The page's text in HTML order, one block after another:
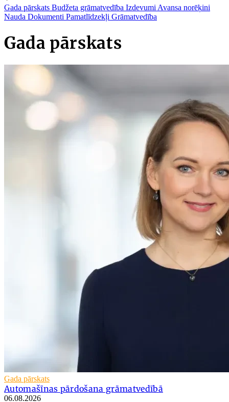
Gada pārskats Budžeta grāmatvedība Izdevumi Avansa norēķini
Nauda Dokumenti Pamatlīdzekļi Grāmatvedība
Gada pārskats
Gada pārskats
Automašīnas pārdošana grāmatvedībā
06.08.2026